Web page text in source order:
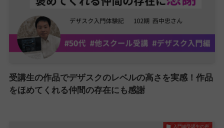
受講生の作品でデザスクのレベルの高さを実感！作品
をほめてくれる仲間の存在にも感謝
入門編受講生の声